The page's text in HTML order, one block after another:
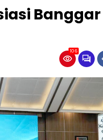
Banggar
106